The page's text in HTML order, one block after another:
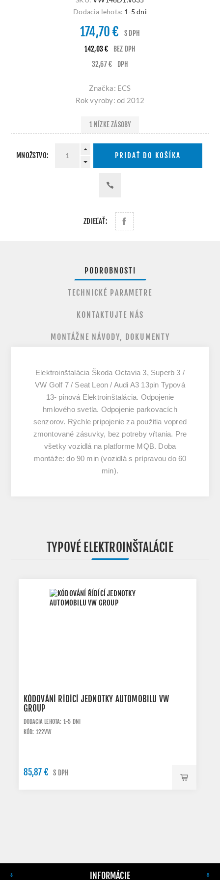
Dodacia lehota: 1-5 dni
174,70 €
S DPH
142,03 €
BEZ DPH
32,67 €
DPH
Značka: ECS
Rok vyroby: od 2012
1 NÍZKE ZÁSOBY
MNOŽSTVO: PRIDAŤ DO KOŠÍKA
ZDIEĽAŤ:
PODROBNOSTI
TECHNICKÉ PARAMETRE
KONTAKTUJTE NÁS
MONTÁŽNE NÁVODY, DOKUMENTY
Elektroinštalácia Škoda Octavia 3, Superb 3 /
VW Golf 7 / Seat Leon / Audi A3 13pin Typová
13- pinová Elektroinštalácia. Odpojenie
hmlového svetla. Odpojenie parkovacích
senzorov. Rýchle pripojenie za použitia vopred
zmontované zásuvky, bez potreby vŕtania. Pre
všetky vozidlá na platforme MQB. Doba
montáže: do 90 min (vozidlá s prípravou do 60
min).
TYPOVÉ ELEKTROINŠTALÁCIE
KÓDOVÁNÍ RÍDÍCÍ JEDNOTKY AUTOMOBILU VW
GROUP
DODACIA LEHOTA: 1-5 DNI
KÓD: 122VW
85,87 € S DPH
INFORMÁCIE